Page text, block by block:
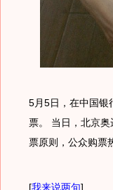
5月5日，在中国银
票。 当日，北京奥
票原则，公众购票
[我来说两句]